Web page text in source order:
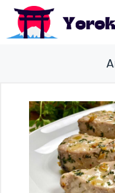
Saltar
contenido